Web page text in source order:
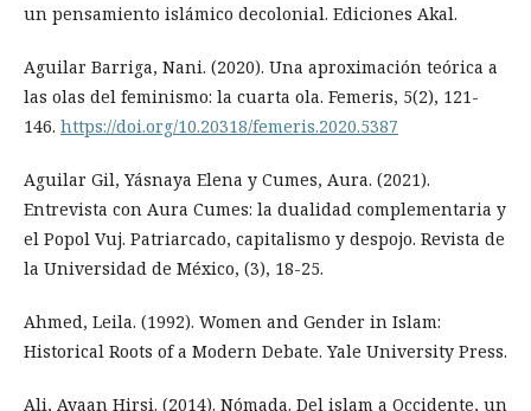
un pensamiento islámico decolonial. Ediciones Akal.
Aguilar Barriga, Nani. (2020). Una aproximación teórica a
las olas del feminismo: la cuarta ola. Femeris, 5(2), 121-
146. https://doi.org/10.20318/femeris.2020.5387
Aguilar Gil, Yásnaya Elena y Cumes, Aura. (2021).
Entrevista con Aura Cumes: la dualidad complementaria y
el Popol Vuj. Patriarcado, capitalismo y despojo. Revista de
la Universidad de México, (3), 18-25.
Ahmed, Leila. (1992). Women and Gender in Islam:
Historical Roots of a Modern Debate. Yale University Press.
Ali, Ayaan Hirsi. (2014). Nómada. Del islam a Occidente, un